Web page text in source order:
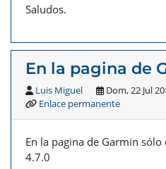
Saludos.
En la pagina de
Luis Miguel
Dom, 22 Jul
Enlace permanente
En la pagina de Garmin
4.7.0